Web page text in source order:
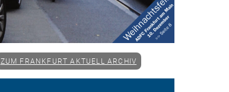
ZUM FRANKFURT AKTUELL ARCHIV